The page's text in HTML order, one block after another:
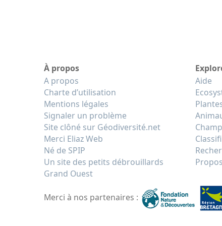
À propos
A propos
Charte d’utilisation
Mentions légales
Signaler un problème
Site clôné sur Géodiversité.net
Merci Eliaz Web
Né de SPIP
Un site des petits débrouillards
Grand Ouest
Aide
Merci à nos partenaires :